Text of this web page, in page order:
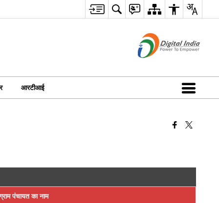
आरटीआई
पंचायत का नाम